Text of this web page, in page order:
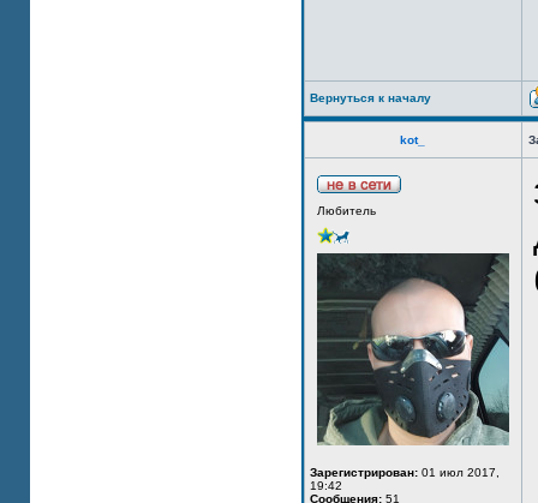
Вернуться к началу
kot_
Любитель
Зарегистрирован: 01 июл 2017,
19:42
Сообщения: 51